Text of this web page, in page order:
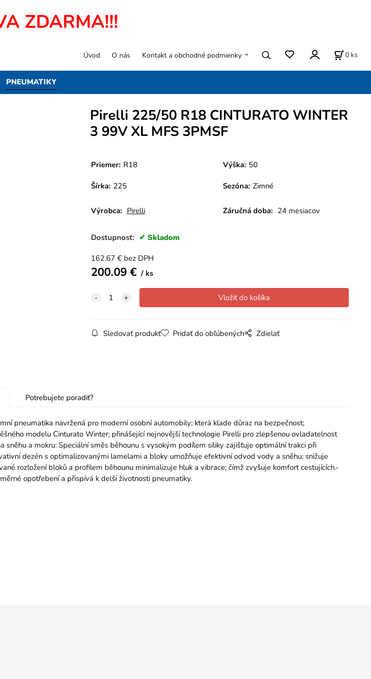
ZDARMA!!!
PNEUMATIKY
Úvod O nás Kontakt a obchodné podmienky 0 ks
Pirelli 225/50 R18 CINTURATO WINTER
3 99V XL MFS 3PMSF
Priemer: R18 Výška: 50
Šírka: 225 Sezóna: Zimné
Výrobca: Pirelli Záručná doba: 24 mesiacov
Dostupnosť: Skladom
162.67 € bez DPH
200.09€ ks
Sledovať produkt Pridať do obľúbených Zdielať
Potrebujete poradiť?
pneumatika navržená pro moderní osobní automobily; která klade důraz na bezpečnost;
modelu Cinturato Winter; přinášející nejnovější technologie Pirelli pro zlepšenou ovladatelnost
a mokru: Speciální směs běhounu s vysokým podílem siliky zajišťuje optimální trakci při
dezén s optimalizovanými lamelami a bloky umožňuje efektivní odvod vody a sněhu; snižuje
rozložení bloků a profilem běhounu minimalizuje hluk a vibrace; čímž zvyšuje komfort cestujících.-
opotřebení a přispívá k delší životnosti pneumatiky.